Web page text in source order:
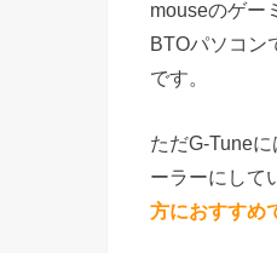
mouseのゲー
BTOパソコン
です。
ただG-Tune
ーラーにして
方におすすめ